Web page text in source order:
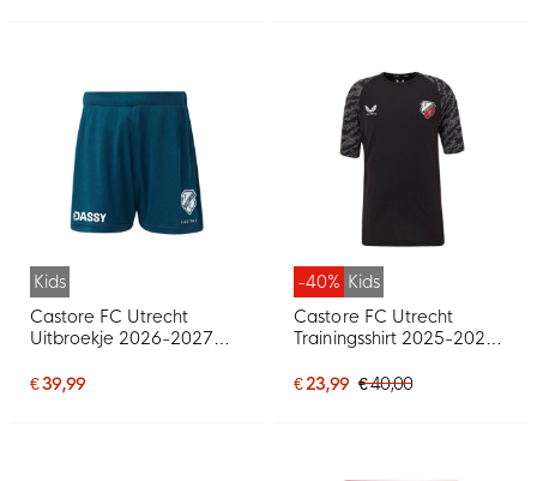
Kids
Castore FC Utrecht
Uitbroekje 2026-2027
€ 39,99
-40% Kids
Castore FC Utrecht
Trainingsshirt 2025-2026
€ 23,99 € 40,00